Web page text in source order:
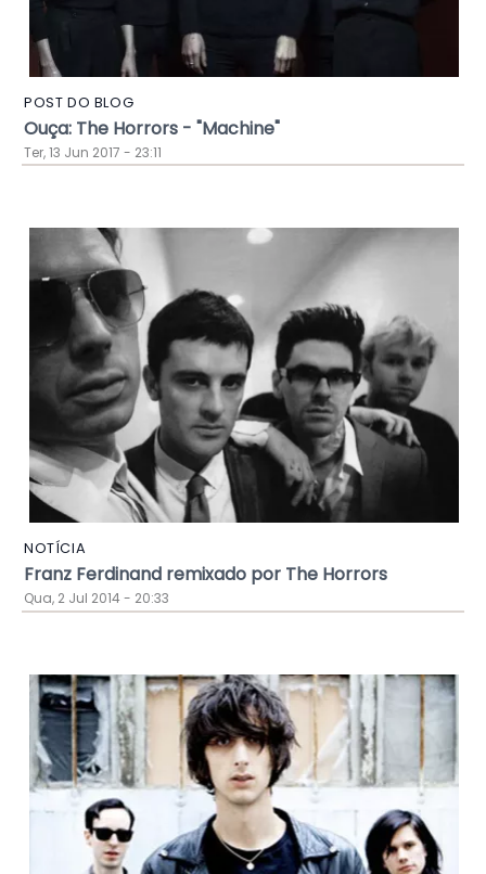
POST DO BLOG
Ouça: The Horrors - "Machine"
Ter, 13 Jun 2017 - 23:11
NOTÍCIA
Franz Ferdinand remixado por The Horrors
Qua, 2 Jul 2014 - 20:33